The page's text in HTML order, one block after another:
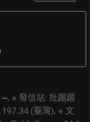
. ※ 發信站: 批踢踢
(臺灣). ※ 文